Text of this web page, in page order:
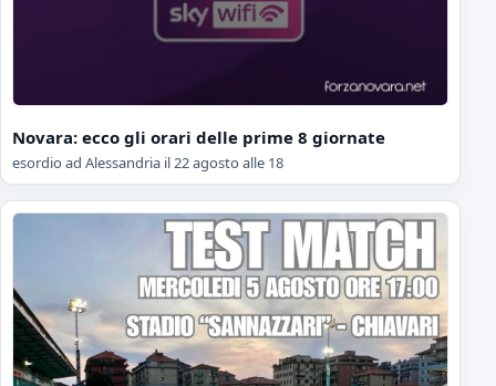
Novara: ecco gli orari delle prime 8 giornate
esordio ad Alessandria il 22 agosto alle 18